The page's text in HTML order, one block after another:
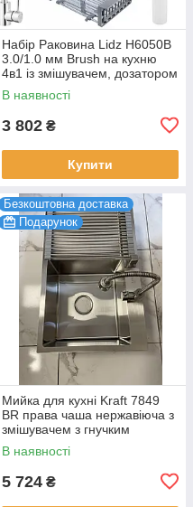
Набір Раковина Lidz H6050B
3.0/1.0 мм Brush на кухню
4в1 із змішувачем, дозатором
та кошиком для сушіння
В наявності
3 802 ₴
Купити
Безкоштовна доставка
Подарунок
Мийка для кухні Kraft 7849
ВR права чаша нержавіюча з
змішувачем з гнучким
краном, раковина кухонна
В наявності
5 724 ₴